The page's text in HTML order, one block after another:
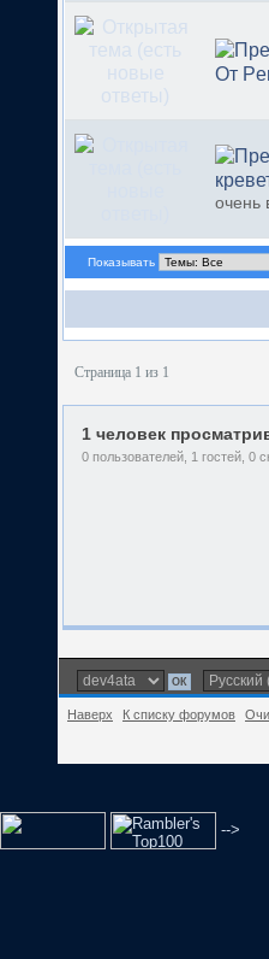
От
очень
Показывать
Страница 1 из 1
1 человек
0 пользователей, 1 гостей, 0
Наверх К списку форумов
-->